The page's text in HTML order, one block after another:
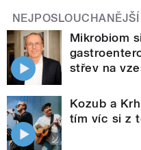
NEJPOSLOUCHANĚJŠÍ
Mikrobiom
střev na
Kozub a
tím víc si z